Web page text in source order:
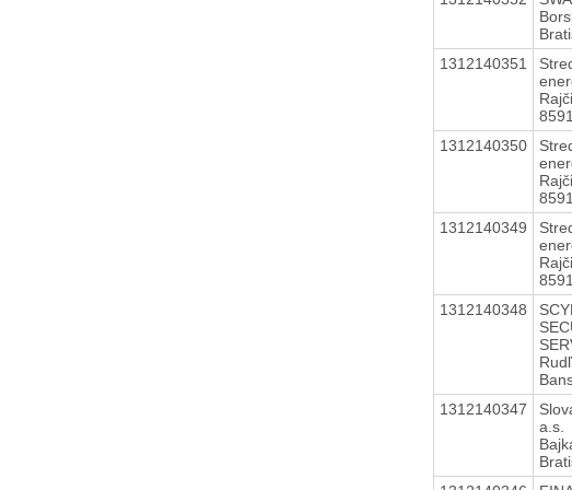
1312140351
1312140350
1312140349
1312140348
1312140347
a.s.